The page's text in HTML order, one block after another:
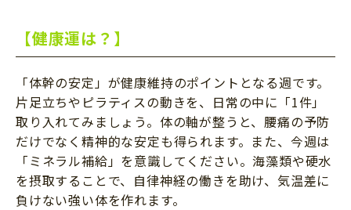
【健康運は？】
「体幹の安定」が健康維持のポイントとなる週です。
片足立ちやピラティスの動きを、日常の中に「1件」
取り入れてみましょう。体の軸が整うと、腰痛の予防
だけでなく精神的な安定も得られます。また、今週は
「ミネラル補給」を意識してください。海藻類や硬水
を摂取することで、自律神経の働きを助け、気温差に
負けない強い体を作れます。